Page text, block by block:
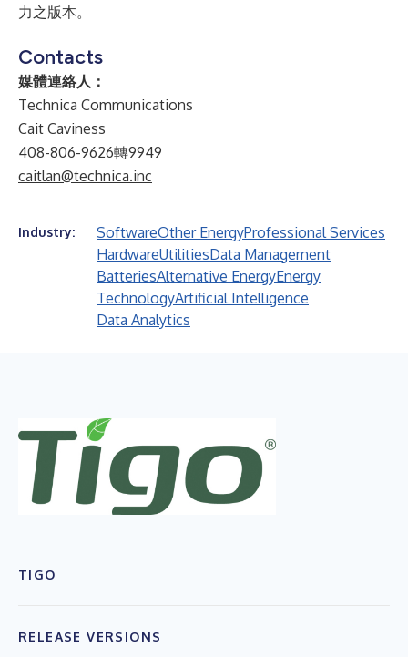
力之版本。
Contacts
媒體連絡人：
Technica Communications
Cait Caviness
408-806-9626轉9949
caitlan@technica.inc
Industry: SoftwareOther EnergyProfessional Services
HardwareUtilitiesData Management
BatteriesAlternative EnergyEnergy
TechnologyArtificial Intelligence
Data Analytics
TIGO
RELEASE VERSIONS